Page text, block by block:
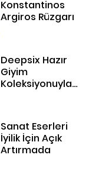
Konstantinos
Argiros Rüzgarı
Deepsix Hazır
Giyim
Koleksiyonuyla
Sanat Eserleri
İyilik İçin Açık
Artırmada